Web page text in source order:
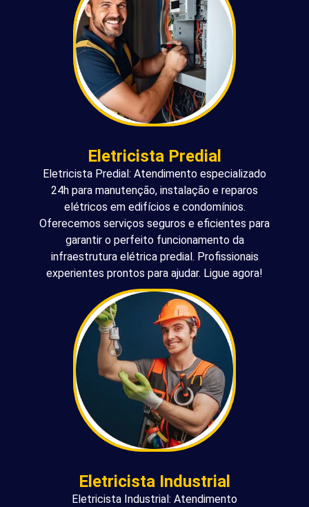
Eletricista Predial
Eletricista Predial: Atendimento especializado
24h para manutenção, instalação e reparos
elétricos em edifícios e condomínios.
Oferecemos serviços seguros e eficientes para
garantir o perfeito funcionamento da
infraestrutura elétrica predial. Profissionais
experientes prontos para ajudar. Ligue agora!
Eletricista Industrial
Eletricista Industrial: Atendimento